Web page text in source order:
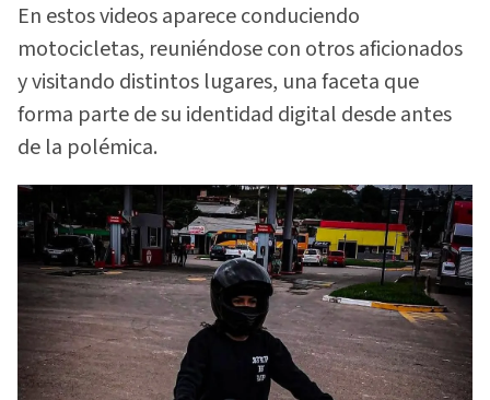
En estos videos aparece conduciendo
motocicletas, reuniéndose con otros aficionados
y visitando distintos lugares, una faceta que
forma parte de su identidad digital desde antes
de la polémica.